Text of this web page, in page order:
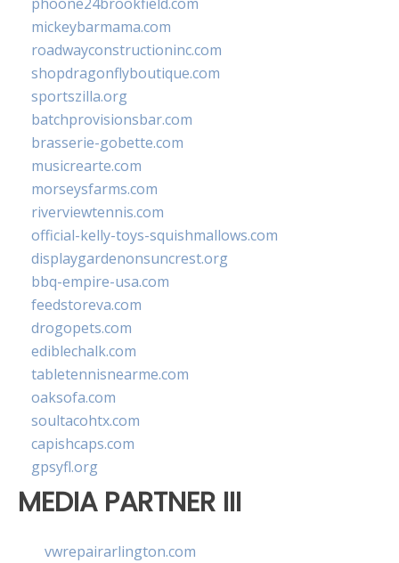
mickeybarmama.com
roadwayconstructioninc.com
shopdragonflyboutique.com
sportszilla.org
batchprovisionsbar.com
brasserie-gobette.com
musicrearte.com
morseysfarms.com
riverviewtennis.com
official-kelly-toys-squishmallows.com
displaygardenonsuncrest.org
bbq-empire-usa.com
feedstoreva.com
drogopets.com
ediblechalk.com
tabletennisnearme.com
oaksofa.com
soultacohtx.com
capishcaps.com
gpsyfl.org
MEDIA PARTNER III
vwrepairarlington.com